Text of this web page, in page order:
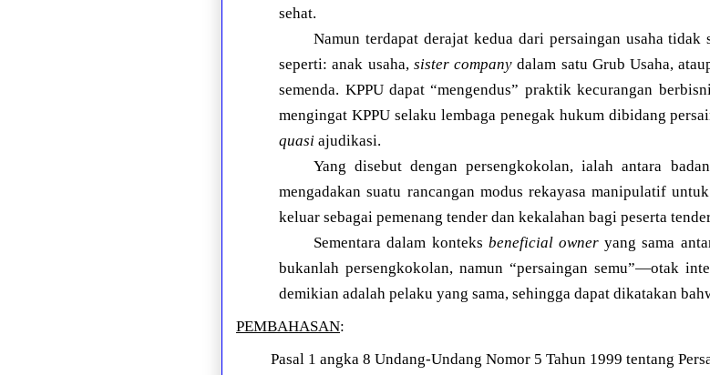
sehat.
Namun terdapat derajat kedua dari persaingan usaha
seperti: anak usaha, sister company dalam satu Grub Usaha,
semenda. KPPU dapat “mengendus” praktik kecurangan
mengingat KPPU selaku lembaga penegak hukum dibidang
quasi ajudikasi.
Yang disebut dengan persengkokolan, ialah antara
mengadakan suatu rancangan modus rekayasa manipulatif
keluar sebagai pemenang tender dan kekalahan bagi peserta
Sementara dalam konteks beneficial owneryang sama
bukanlah persengkokolan, namun “persaingan semu”—otak
demikian adalah pelaku yang sama, sehingga dapat dikatakan
PEMBAHASAN:
Pasal 1 angka 8 Undang-Undang Nomor 5 Tahun 1999 tentang